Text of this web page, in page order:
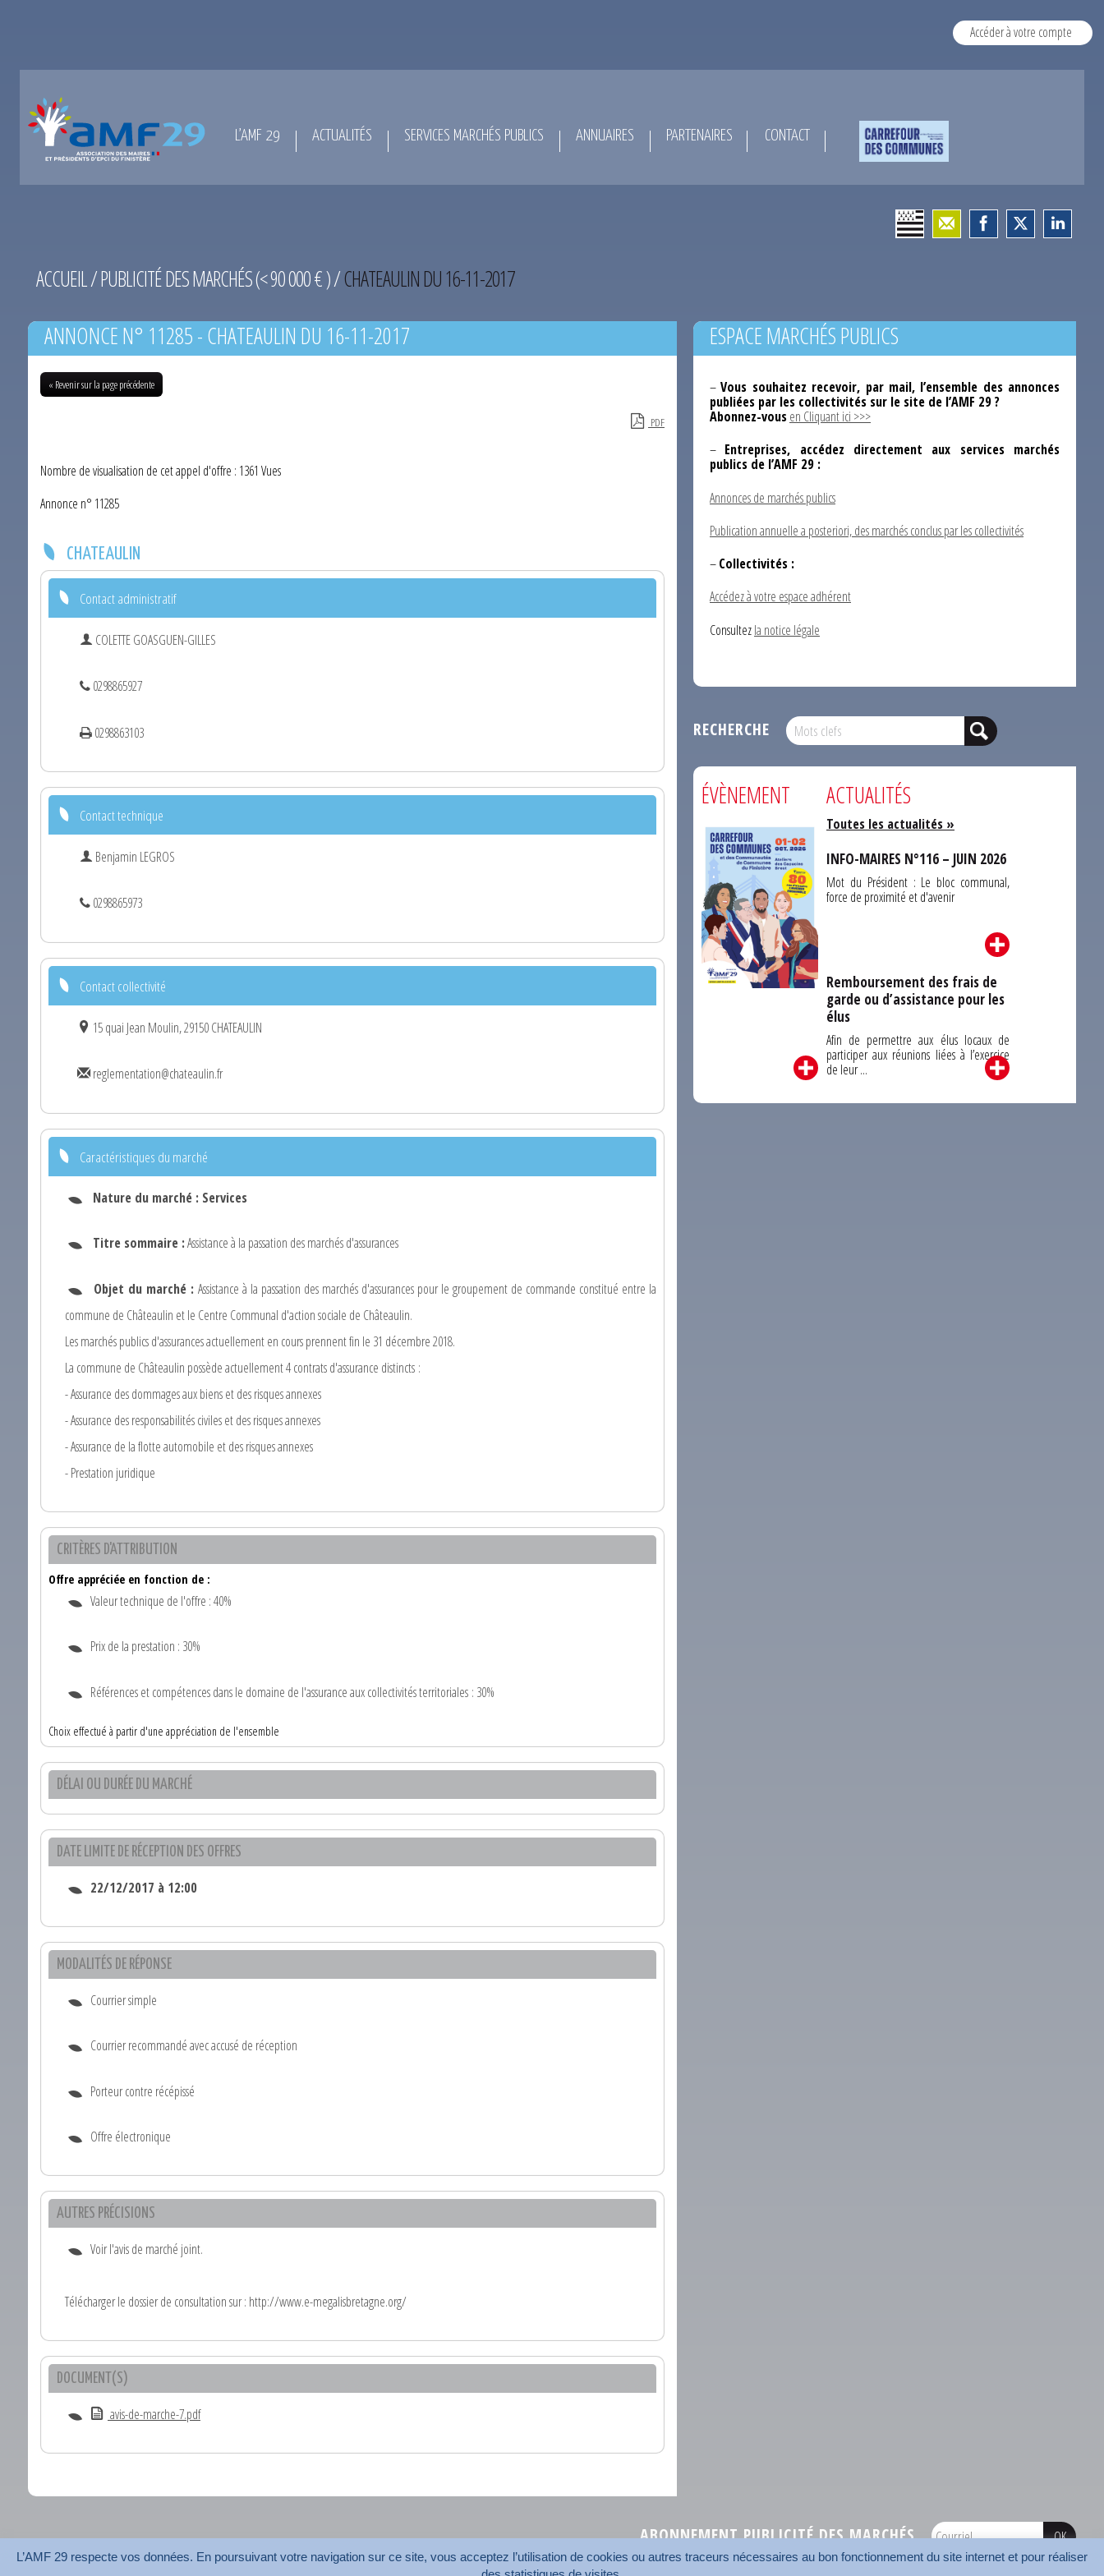
Accéder à votre compte
L’AMF 29 ACTUALITÉS SERVICES MARCHÉS PUBLICS ANNUAIRES PARTENAIRES CONTACT
ACCUEIL/PUBLICITÉ DES MARCHÉS (< 90 000 € )/CHATEAULIN DU 16-11-2017
ANNONCE N° 11285 - CHATEAULIN DU 16-11-2017
« Revenir sur la page précédente
PDF
Nombre de visualisation de cet appel d'offre : 1361 Vues
Annonce n° 11285
CHATEAULIN
Contact administratif
COLETTE GOASGUEN-GILLES
0298865927
0298863103
Contact technique
Benjamin LEGROS
0298865973
Contact collectivité
15 quai Jean Moulin, 29150 CHATEAULIN
reglementation@chateaulin.fr
Caractéristiques du marché
Nature du marché : Services
Titre sommaire :Assistance à la passation des marchés d'assurances
Objet du marché : Assistance à la passation des marchés d'assurances pour le groupement de commande constitué entre la
commune de Châteaulin et le Centre Communal d'action sociale de Châteaulin.
Les marchés publics d'assurances actuellement en cours prennent fin le 31 décembre 2018.
La commune de Châteaulin possède actuellement 4 contrats d'assurance distincts :
- Assurance des dommages aux biens et des risques annexes
- Assurance des responsabilités civiles et des risques annexes
- Assurance de la flotte automobile et des risques annexes
- Prestation juridique
CRITÈRES D'ATTRIBUTION
Offre appréciée en fonction de :
Valeur technique de l'offre : 40%
Prix de la prestation : 30%
Références et compétences dans le domaine de l'assurance aux collectivités territoriales : 30%
Choix effectué à partir d'une appréciation de l'ensemble
DÉLAI OU DURÉE DU MARCHÉ
DATE LIMITE DE RÉCEPTION DES OFFRES
22/12/2017 à 12:00
MODALITÉS DE RÉPONSE
Courrier simple
Courrier recommandé avec accusé de réception
Porteur contre récépissé
Offre électronique
AUTRES PRÉCISIONS
Voir l'avis de marché joint.
Télécharger le dossier de consultation sur : http://www.e-megalisbretagne.org/
DOCUMENT(S)
avis-de-marche-7.pdf
ESPACE MARCHÉS PUBLICS
–Vous souhaitez recevoir, par mail, l’ensemble des annonces
publiées par les collectivités sur le site de l’AMF 29 ?
Abonnez-vousen Cliquant ici >>>
– Entreprises, accédez directement aux services marchés
publics de l’AMF 29 :
Annonces de marchés publics
Publication annuelle a posteriori, des marchés conclus par les collectivités
–Collectivités :
Accédez à votre espace adhérent
Consultezla notice légale
RECHERCHE
ÉVÈNEMENT ACTUALITÉS
Toutes les actualités »
INFO-MAIRES N°116 – JUIN 2026
Mot du Président : Le bloc communal,
force de proximité et d'avenir
Remboursement des frais de
garde ou d’assistance pour les
élus
Afin de permettre aux élus locaux de
participer aux réunions liées à l’exercice
de leur ...
ABONNEMENT PUBLICITÉ DES MARCHÉS
L’AMF 29 respecte vos données. En poursuivant votre navigation sur ce site, vous acceptez l’utilisation de cookies ou autres traceurs nécessaires au bon fonctionnement du site internet et pour réaliser